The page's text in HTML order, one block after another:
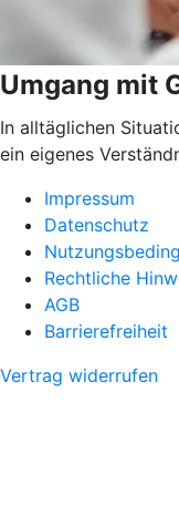
Umgang mit
In alltäglichen
ein eigenes
Impressum
Datenschutz
Rechtliche
AGB
Barrierefreiheit
Vertrag widerrufen